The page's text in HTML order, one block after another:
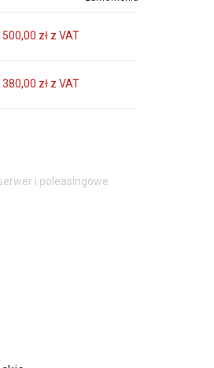
500,00 zł z VAT
380,00 zł z VAT
i poleasingowe